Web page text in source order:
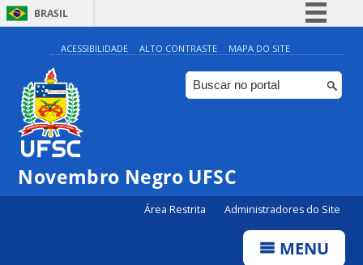
BRASIL
Simplifique!
Comunica BR
Participe
ACESSIBILIDADE ALTO CONTRASTE MAPA DO SITE
Novembro Negro UFSC
Área Restrita Administradores do Site
MENU